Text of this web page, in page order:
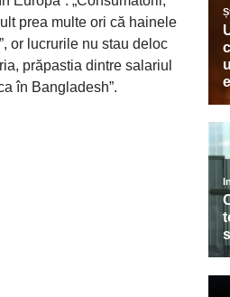
prea multe ori că hainele
or lucrurile nu stau deloc
prăpastia dintre salariul
în Bangladesh”.